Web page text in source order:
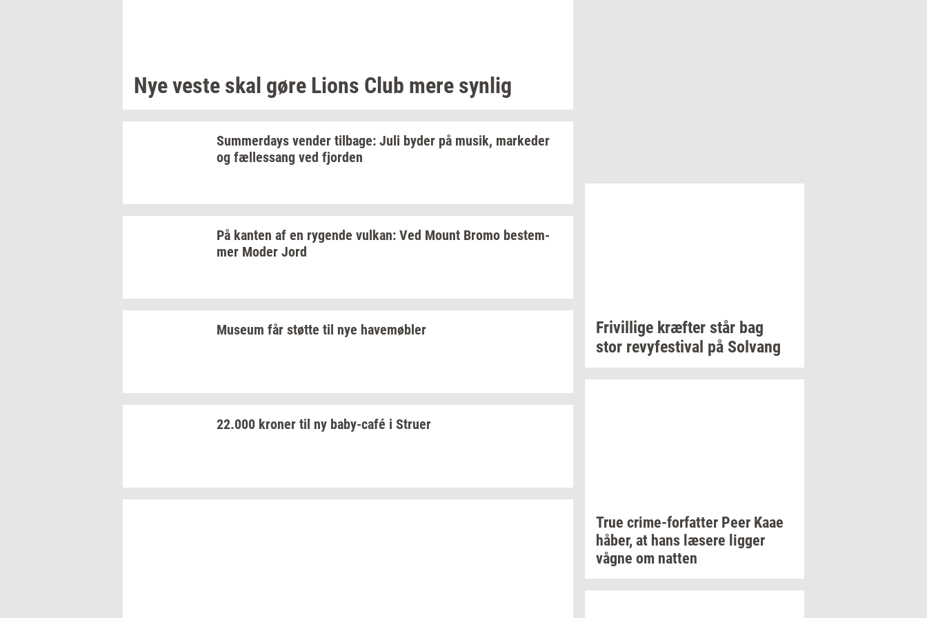
Nye veste skal gøre Lions Club mere syn­lig
Sum­mer­days ven­der til­ba­ge: Juli byder på musik, mar­ke­der
og fæl­les­sang ved fjor­den
På kan­ten af en ry­gen­de vulkan: Ved Mount Bromo be­stem­
mer Moder Jord
Mu­se­um får støt­te til nye ha­ve­møb­ler
22.000 kro­ner til ny baby-​café i Stru­er
Fri­vil­li­ge kræf­ter står bag
stor revy­festi­val på Solvang
True crime-​forfatter Peer Kaae
håber, at hans læ­se­re lig­ger
vågne om nat­ten